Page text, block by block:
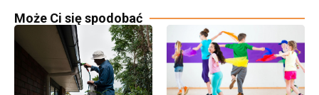
Może Ci się spodobać